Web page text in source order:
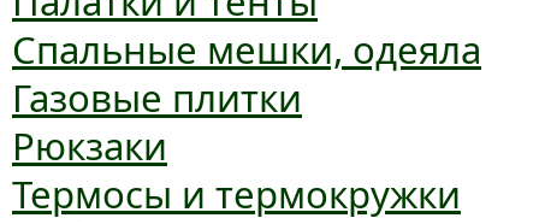
Спальные мешки, одеяла
Газовые плитки
Рюкзаки
Термосы и термокружки